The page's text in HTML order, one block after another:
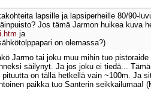
lapsille ja lapsiperheille 80/90-
Jos tämä Jarmon huikea kuva
ja
on olemassa?)
Jarmo tai joku muu mihin tuo pistoraide
säilynyt. Ja jos joku ei tiedä...
on tällä hetkellä vain ~100m. Ja
paikka tuo Santerin seikkailumaa!